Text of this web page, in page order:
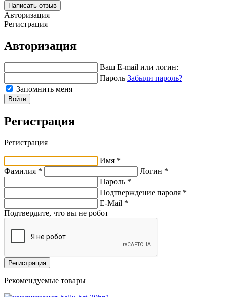
Написать отзыв
Авторизация
Регистрация
Авторизация
Ваш E-mail или логин:
Пароль Забыли пароль?
Запомнить меня
Войти
Регистрация
Регистрация
Имя *
Фамилия *
Логин *
Пароль *
Подтверждение пароля *
E-Mail *
Подтвердите, что вы не робот
Регистрация
Рекомендуемые товары